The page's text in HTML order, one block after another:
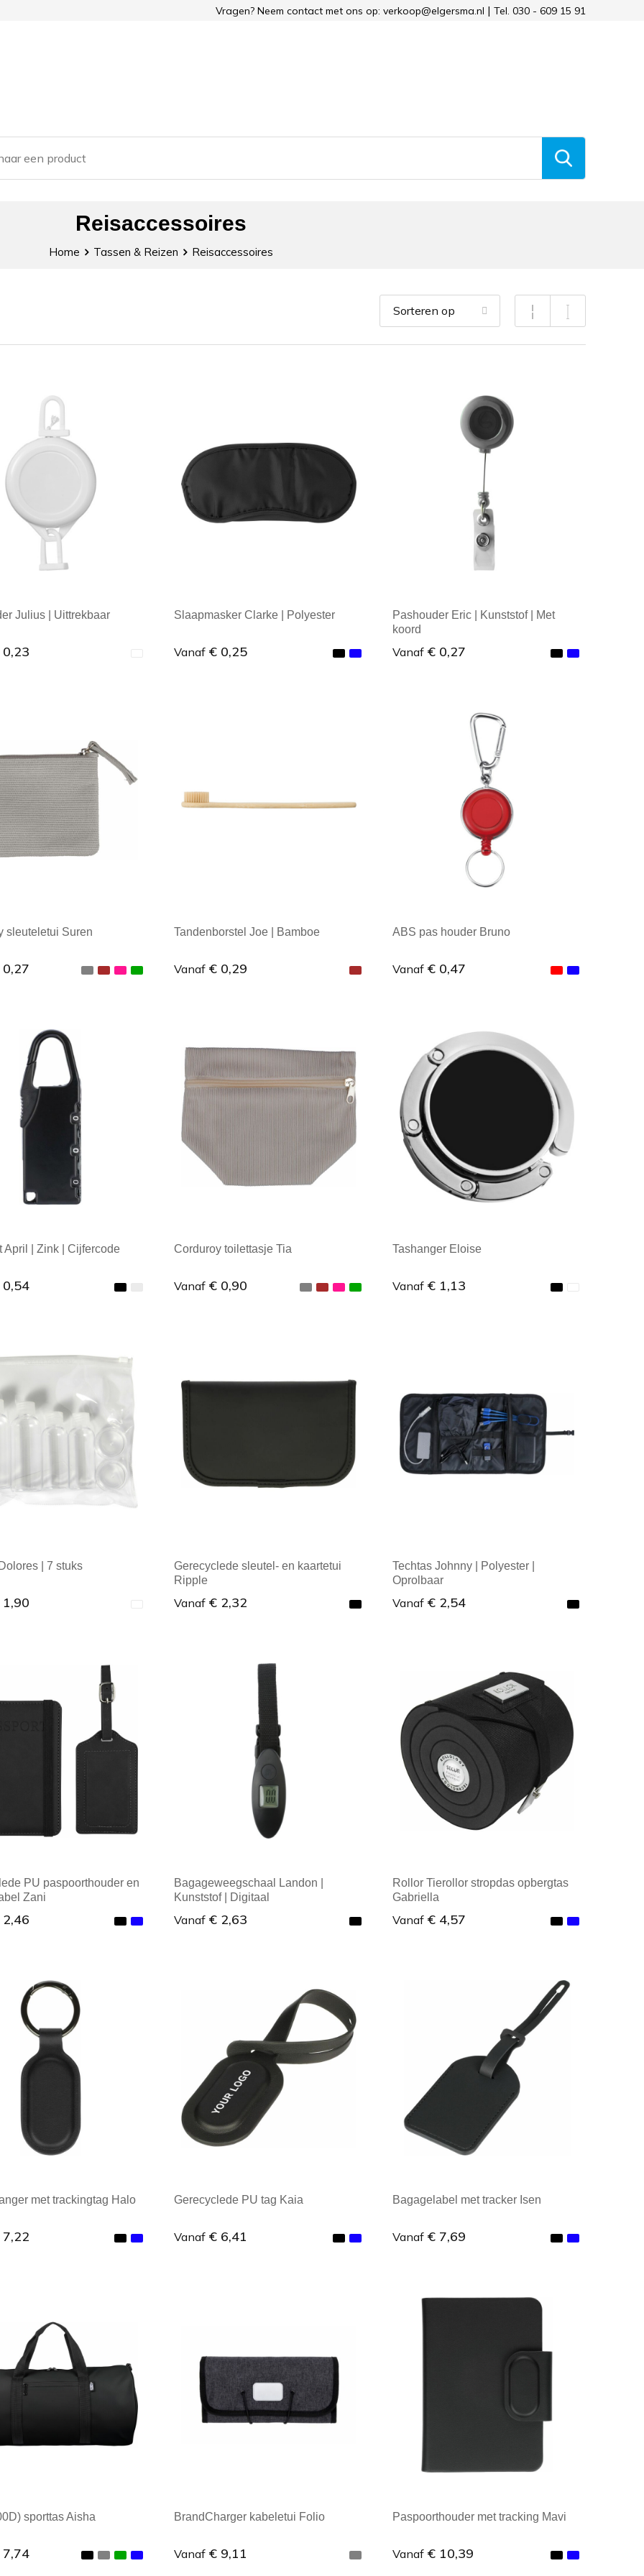
Vragen? Neem contact met ons op: verkoop@elgersma.nl Tel. 030 - 609 15 91
Reisaccessoires
Home Tassen & Reizen Reisaccessoires
Julius | Uittrekbaar Slaapmasker Clarke | Polyester
Vanaf € 0,25
Pashouder Eric | Kunststof | Met
koord
Vanaf € 0,27
Minimale afname: 1
sleuteletui Suren
afname: 1
Tandenborstel Joe | Bamboe
Vanaf € 0,29
Minimale afname: 1
ABS pas houder Bruno
Vanaf € 0,47
Minimale afname: 1
April | Zink | Cijfercode
afname: 1
Corduroy toilettasje Tia
Vanaf € 0,90
Tashanger Eloise
Vanaf € 1,13
| 7 stuks
Gerecyclede sleutel- en kaartetui
Ripple
Vanaf € 2,32
Minimale afname: 1
Techtas Johnny | Polyester |
Oprolbaar
Vanaf € 2,54
Minimale afname: 1
PU paspoorthouder en
Zani
afname: 1
Bagageweegschaal Landon |
Kunststof | Digitaal
Vanaf € 2,63
Rollor Tierollor stropdas opbergtas
Gabriella
Vanaf € 4,57
met trackingtag Halo Gerecyclede PU tag Kaia
Vanaf € 6,41
Bagagelabel met tracker Isen
Vanaf € 7,69
Minimale afname: 1
sporttas Aisha BrandCharger kabeletui Folio
Vanaf € 9,11
Paspoorthouder met tracking Mavi
Vanaf € 10,39